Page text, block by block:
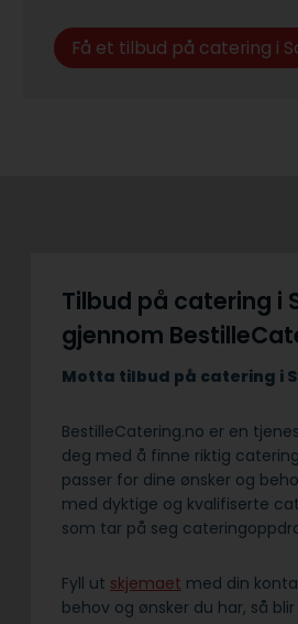
Få et tilbud på catering i
Tilbud på catering i
gjennom
Motta tilbud på catering i
BestilleCatering.no er en
deg med å finne riktig
passer for dine ønsker og
med dyktige og kvalifiserte
som tar på seg
Fyll ut skjemaet med din
behov og ønsker du har, så